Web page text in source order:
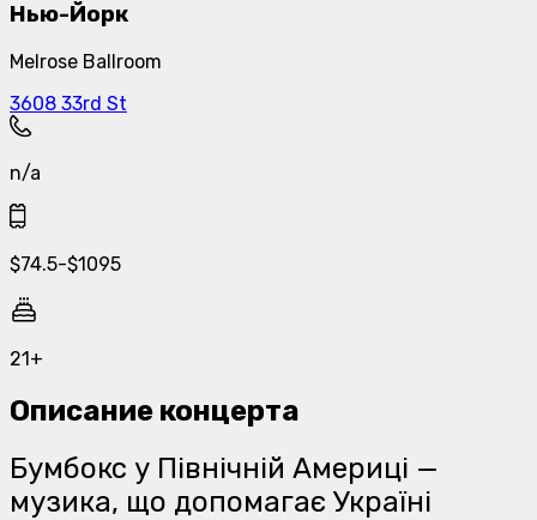
Нью-Йорк
Melrose Ballroom
3608 33rd St
n/a
$74.5-$1095
21+
Описание концерта
Бумбокс у Північній Америці —
музика, що допомагає Україні